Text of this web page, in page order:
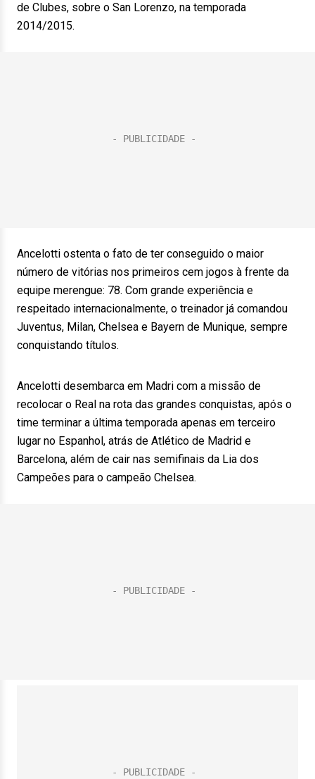
de Clubes, sobre o San Lorenzo, na temporada
2014/2015.
Ancelotti ostenta o fato de ter conseguido o maior
número de vitórias nos primeiros cem jogos à frente da
equipe merengue: 78. Com grande experiência e
respeitado internacionalmente, o treinador já comandou
Juventus, Milan, Chelsea e Bayern de Munique, sempre
conquistando títulos.
Ancelotti desembarca em Madri com a missão de
recolocar o Real na rota das grandes conquistas, após o
time terminar a última temporada apenas em terceiro
lugar no Espanhol, atrás de Atlético de Madrid e
Barcelona, além de cair nas semifinais da Lia dos
Campeões para o campeão Chelsea.